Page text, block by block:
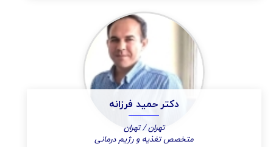
دکتر حمید فرزانه
تهران / تهران
متخصص تغذیه و رژیم درمانی